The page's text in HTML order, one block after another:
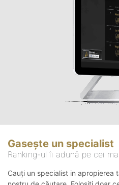
Gasește un specialist
Ranking-ul îi adună pe cei
Cauți un specialist in apropierea